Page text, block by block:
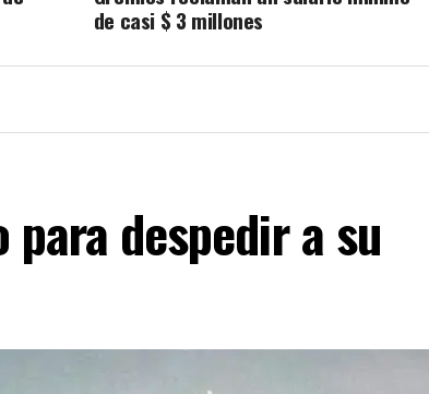
de casi $ 3 millones
despedir a su